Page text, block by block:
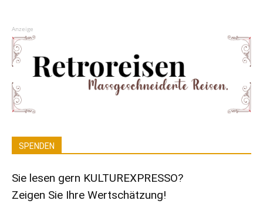
Anzeige
SPENDEN
Sie lesen gern KULTUREXPRESSO?
Zeigen Sie Ihre Wertschätzung!